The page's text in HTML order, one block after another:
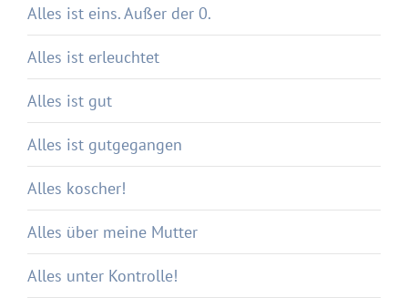
Alles ist eins. Außer der 0.
Alles ist erleuchtet
Alles ist gut
Alles ist gutgegangen
Alles koscher!
Alles über meine Mutter
Alles unter Kontrolle!